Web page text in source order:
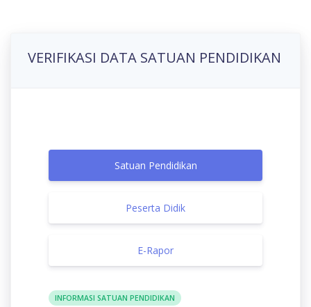
VERIFIKASI DATA SATUAN PENDIDIKAN
Satuan Pendidikan
Peserta Didik
E-Rapor
INFORMASI SATUAN PENDIDIKAN